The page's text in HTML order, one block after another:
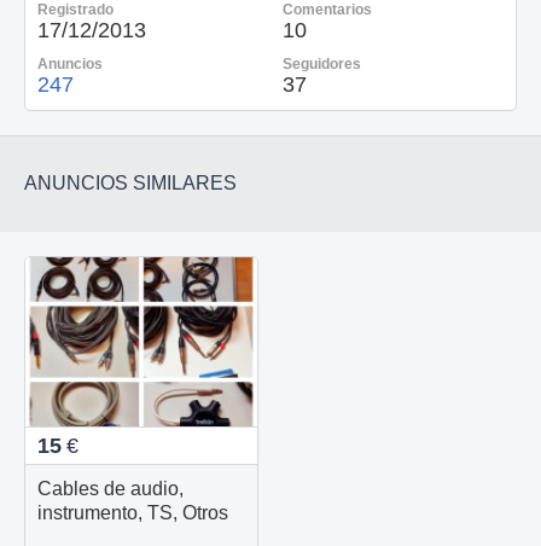
Registrado
17/12/2013
Comentarios
10
Anuncios
247
Seguidores
37
ANUNCIOS SIMILARES
15 €
Cables de audio,
instrumento, TS, Otros